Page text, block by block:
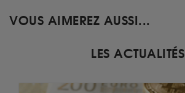
VOUS AIMEREZ AUSSI...
LES ACTUALITÉS